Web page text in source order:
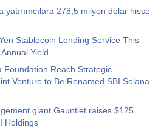
yatırımcılara 278,5 milyon dolar hisse
Stablecoin Lending Service This
Yield
Foundation Reach Strategic
Venture to Be Renamed SBI Solana
giant Gauntlet raises $125
Holdings